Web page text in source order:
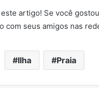
artigo! Se você
com seus amigos nas
Ilha Praia